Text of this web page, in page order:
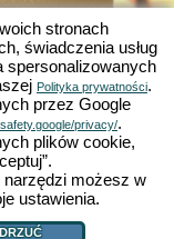
w której
Jako
Twojej
i
Rajski
z innymi
Sałata,
Zależy
chcesz
Dolinęi
kupować
a także
|Zasady gry|
stronach
świadczenia usług
spersonalizowanych
Polityka prywatności.
przez Google
privacy/.
plików cookie,
narzędzi możesz w
ustawienia.